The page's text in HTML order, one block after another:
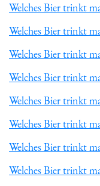
Welches Bier trinkt
Welches Bier trinkt
Welches Bier trinkt
Welches Bier trinkt
Welches Bier trinkt
Welches Bier trinkt
Welches Bier trinkt
Welches Bier trinkt